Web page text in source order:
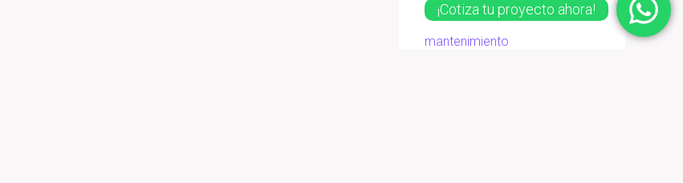
Inversores solares
mantenimiento
¡Cotiza tu proyecto ahora!